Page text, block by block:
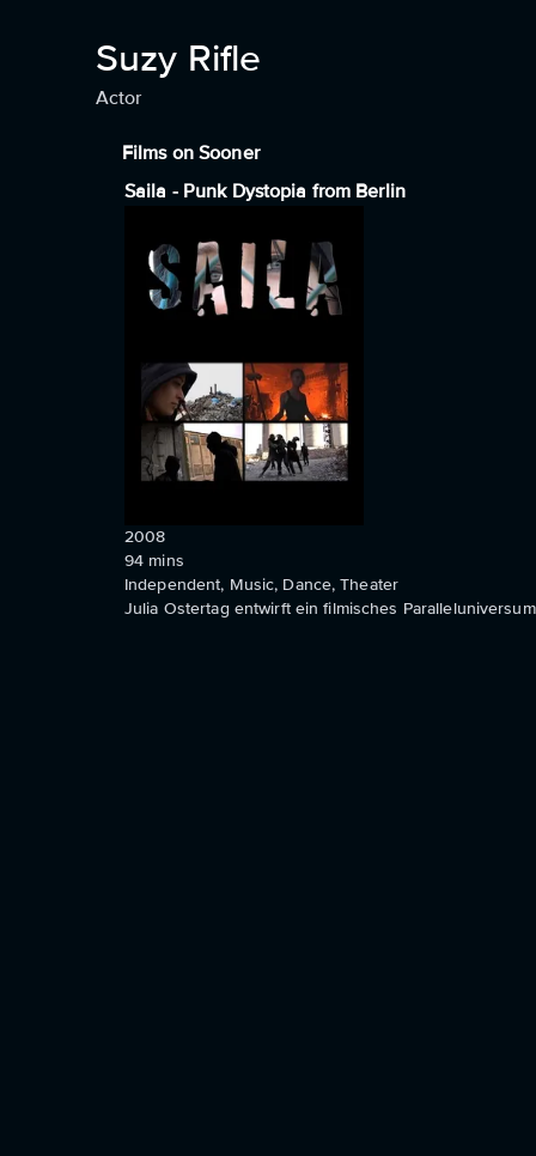
Suzy Rifle
Actor
Films on Sooner
Saila - Punk Dystopia from Berlin
2008
94 mins
Independent, Music, Dance, Theater
Julia Ostertag entwirft ein filmisches